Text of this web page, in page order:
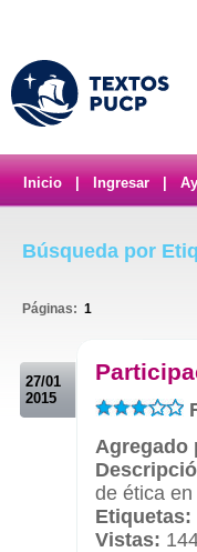
Inicio Ingresar
Búsqueda por
Páginas: 1
27/01
2015
Agregado
de ética
Etiquetas:
Vistas: